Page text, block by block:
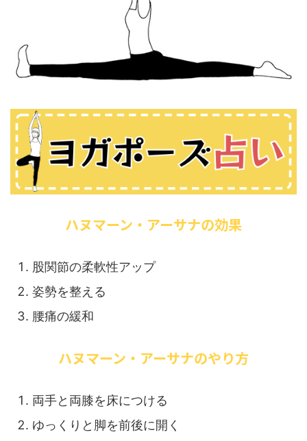
ハヌマーン・アーサナの効果
股関節の柔軟性アップ
姿勢を整える
腰痛の緩和
ハヌマーン・アーサナのやり方
両手と両膝を床につける
ゆっくりと脚を前後に開く